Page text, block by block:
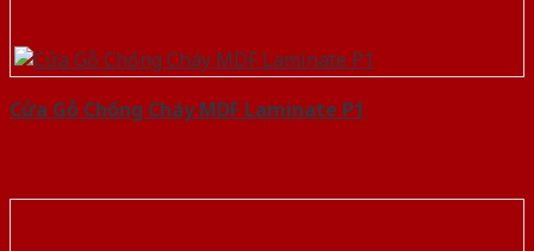
Cửa Gỗ Chống Cháy MDF Laminate P1